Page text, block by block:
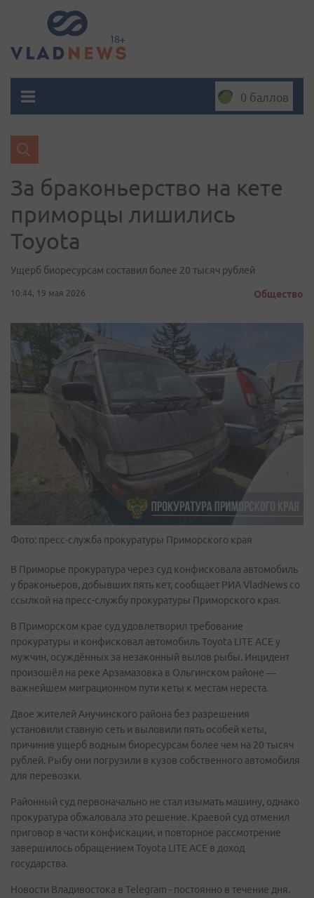
0 баллов
За браконьерство на кете
приморцы лишились
Toyota
Ущерб биоресурсам составил более 20 тысяч рублей
10:44, 19 мая 2026 Общество
Фото: пресс-служба прокуратуры Приморского края
В Приморье прокуратура через суд конфисковала автомобиль
у браконьеров, добывших пять кет, сообщает РИА VladNews со
ссылкой на пресс-службу прокуратуры Приморского края.
В Приморском крае суд удовлетворил требование
прокуратуры и конфисковал автомобиль Toyota LITE ACE у
мужчин, осуждённых за незаконный вылов рыбы. Инцидент
произошёл на реке Арзамазовка в Ольгинском районе —
важнейшем миграционном пути кеты к местам нереста.
Двое жителей Анучинского района без разрешения
установили ставную сеть и выловили пять особей кеты,
причинив ущерб водным биоресурсам более чем на 20 тысяч
рублей. Рыбу они погрузили в кузов собственного автомобиля
для перевозки.
Районный суд первоначально не стал изымать машину, однако
прокуратура обжаловала это решение. Краевой суд отменил
приговор в части конфискации, и повторное рассмотрение
завершилось обращением Toyota LITE ACE в доход
государства.
Новости Владивостока в Telegram - постоянно в течение дня.